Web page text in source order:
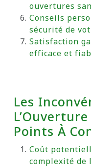
ouvertures
Conseils
sécurité de
Satisfaction
efficace et
Les
Points À
Coût
complexité de